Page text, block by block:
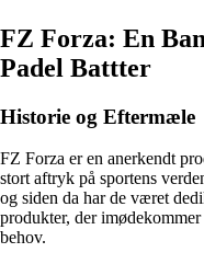
FZ Forza: En
Padel Battter
Historie og Eftermæle
FZ Forza er en anerkendt
stort aftryk på sportens
og siden da har de været
produkter, der
behov.